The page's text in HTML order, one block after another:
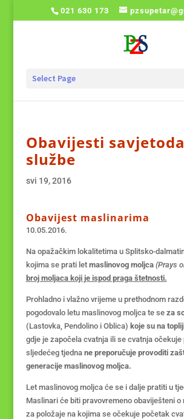
021 630 173
Select Page
Obavijesti
službe
svi 19, 2016
Obavijest maslinarima
10.05.2016.
Na opažačkim lokalitetima u Splitsko-
kojima se prati let maslinovog moljca (Prays
broj moljaca koji je ispod praga štetnosti.
Prohladno i vlažno vrijeme u prethodnom
pogodovalo letu maslinovog moljca te se za
(Lastovka, Pendolino i Oblica) koje su na
gdje je započela cvatnja ili se cvatnja očekuje
sljedećeg tjedna ne preporučuje provoditi
generacije maslinovog moljca.
Let maslinovog moljca će se i dalje pratiti u
Maslinari će biti pravovremeno obaviješteni
za položaje na kojima se očekuje početak